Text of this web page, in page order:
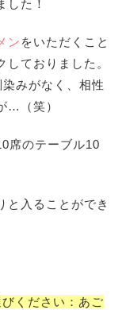
した！
ン をいただくこと
ておりました。
みがなく、相性
…（笑）
席のテーブル10
と入ることができ
ください：あご